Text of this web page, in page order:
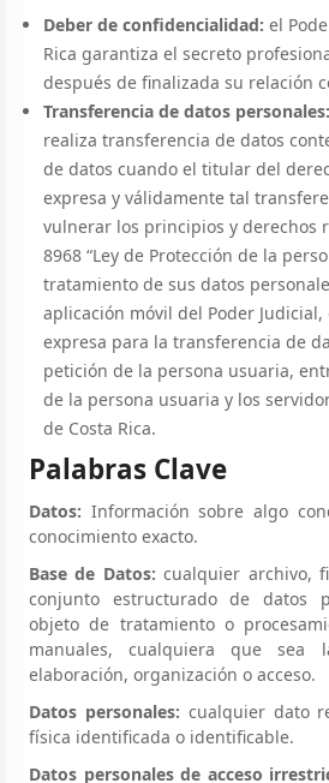
Deber de confidencialidad: el
Rica garantiza el secreto
después de finalizada su relación
Transferencia de datos personales:
realiza transferencia de datos
de datos cuando el titular del
expresa y válidamente tal
vulnerar los principios y derechos
8968 “Ley de Protección de la
tratamiento de sus datos
aplicación móvil del Poder
expresa para la transferencia de
petición de la persona usuaria,
de la persona usuaria y los
de Costa Rica.
Palabras Clave
Datos: Información sobre algo
conocimiento exacto.
Base de Datos: cualquier archivo,
conjunto estructurado de datos
objeto de tratamiento o
manuales, cualquiera que sea
elaboración, organización o acceso.
Datos personales: cualquier dato
física identificada o identificable.
Datos personales de acceso